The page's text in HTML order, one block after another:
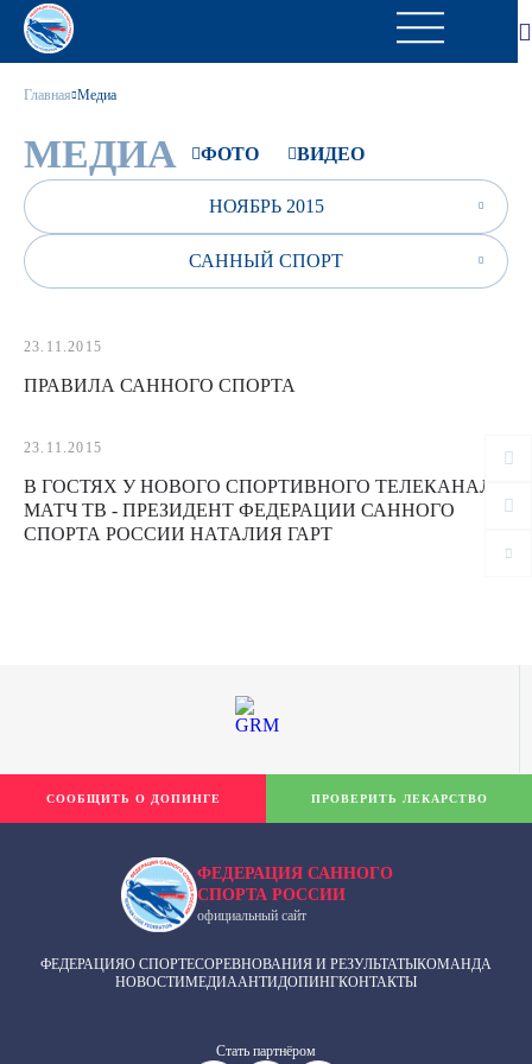
Главная Медиа
МЕДИА ФОТО ВИДЕО
НОЯБРЬ 2015
САННЫЙ СПОРТ
23.11.2015
ПРАВИЛА САННОГО СПОРТА
23.11.2015
В ГОСТЯХ У НОВОГО СПОРТИВНОГО ТЕЛЕКАНАЛА
МАТЧ ТВ - ПРЕЗИДЕНТ ФЕДЕРАЦИИ САННОГО
СПОРТА РОССИИ НАТАЛИЯ ГАРТ
ФЕДЕРАЦИЯ САННОГО
СПОРТА РОССИИ
официальный сайт
ФЕДЕРАЦИЯО СПОРТЕСОРЕВНОВАНИЯ И РЕЗУЛЬТАТЫКОМАНДА
НОВОСТИМЕДИААНТИДОПИНГКОНТАКТЫ
Cтать партнёром
СООБЩИТЬ О ДОПИНГЕ ПРОВЕРИТЬ ЛЕКАРСТВО